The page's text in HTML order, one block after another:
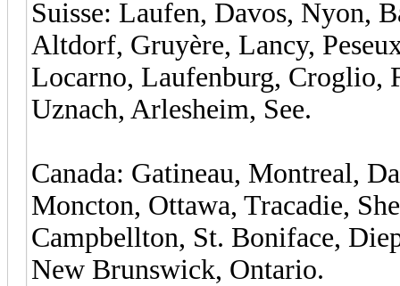
Suisse: Laufen, Davos, Nyon,
Altdorf, Gruyère, Lancy,
Locarno, Laufenburg, Croglio,
Uznach, Arlesheim, See.
Canada: Gatineau, Montreal,
Moncton, Ottawa, Tracadie,
Campbellton, St. Boniface,
New Brunswick, Ontario.